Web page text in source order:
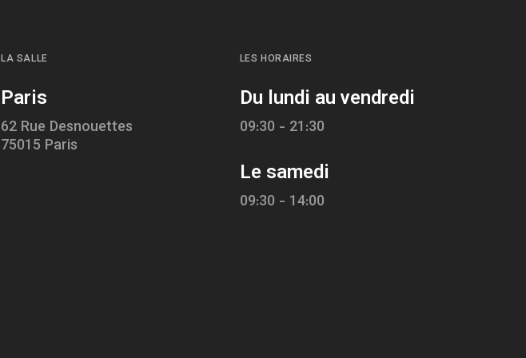
LA SALLE
Paris
62 Rue Desnouettes
75015 Paris
LES HORAIRES
Du lundi au vendredi
09:30 - 21:30
Le samedi
09:30 - 14:00